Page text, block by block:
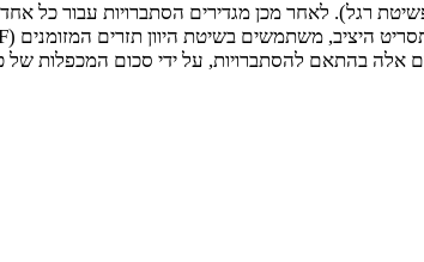
רגל). לאחר מכן מגדירים הסתברויות עבור כל
בהתאם להסתברויות, על ידי סכום המכפלות